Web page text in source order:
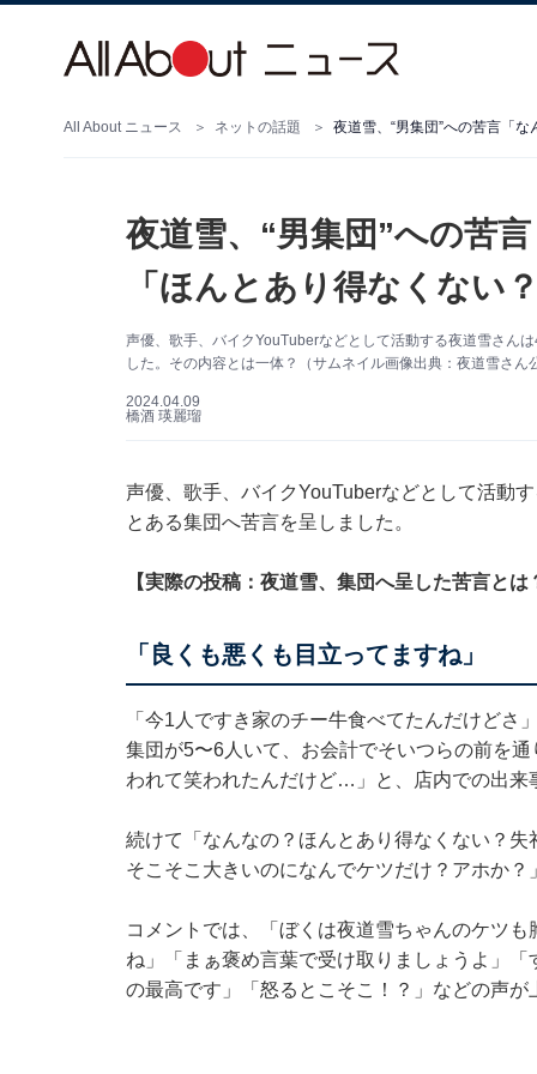
All About ニュース ネットの話題
夜道雪、“男集団”への苦
「ほんとあり得なくない
声優、歌手、バイクYouTuberなどとして活動する夜道雪さん
した。その内容とは一体？（サムネイル画像出典：夜道雪さん
2024.04.09
橋酒 瑛麗瑠
声優、歌手、バイクYouTuberなどとして活動
とある集団へ苦言を呈しました。
【実際の投稿：夜道雪、集団へ呈した苦言とは
「良くも悪くも目立ってますね」
「今1人ですき家のチー牛食べてたんだけどさ
集団が5〜6人いて、お会計でそいつらの前を
われて笑われたんだけど…」と、店内での出来
続けて「なんなの？ほんとあり得なくない？
そこそこ大きいのになんでケツだけ？アホか？
コメントでは、「ぼくは夜道雪ちゃんのケツ
ね」「まぁ褒め言葉で受け取りましょうよ」
の最高です」「怒るとこそこ！？」などの声が